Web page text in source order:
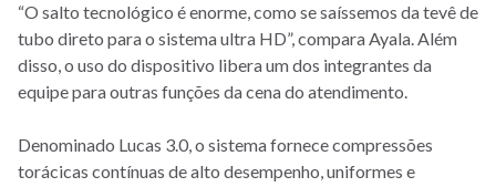
“O salto tecnológico é enorme, como se saíssemos da tevê de
tubo direto para o sistema ultra HD”, compara Ayala. Além
disso, o uso do dispositivo libera um dos integrantes da
equipe para outras funções da cena do atendimento.
Denominado Lucas 3.0, o sistema fornece compressões
torácicas contínuas de alto desempenho, uniformes e